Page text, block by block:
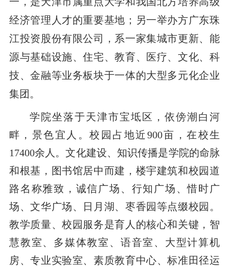
经济管理人才的重要基地；另一举办方广东珠
江投资股份有限公司，系一家集城市更新、能
源与基础设施、住宅、教育、医疗、文化、科
技、金融等业务板块于一体的大型多元化企业
集团。
学院坐落于天津市宝坻区，依傍潮白河
畔，景色宜人。校园占地近900亩，在校生
17400余人。文化建设、知识传播是学院的命脉
和根基，图书馆居中而建，楼宇建筑和校园道
路名称雅致，诚信广场、行知广场、惜时广
场、文华广场、日月湖、枣香园等点缀校园。
教学质量、校园服务是育人的核心和关键，智
慧教室、多媒体教室、语音室、大型计算机
房、专业实验室、素质教育中心、标准田径运